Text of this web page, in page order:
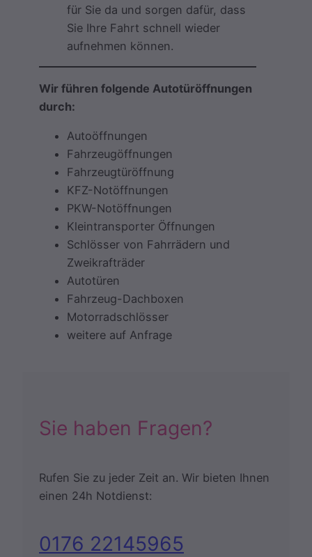
für Sie da und sorgen dafür, dass
Sie Ihre Fahrt schnell wieder
aufnehmen können.
Wir führen folgende Autotüröffnungen
durch:
Autoöffnungen
Fahrzeugöffnungen
Fahrzeugtüröffnung
KFZ-Notöffnungen
PKW-Notöffnungen
Kleintransporter Öffnungen
Schlösser von Fahrrädern und
Zweikrafträder
Autotüren
Fahrzeug-Dachboxen
Motorradschlösser
weitere auf Anfrage
Sie haben Fragen?
Rufen Sie zu jeder Zeit an. Wir bieten Ihnen
einen 24h Notdienst:
0176 22145965